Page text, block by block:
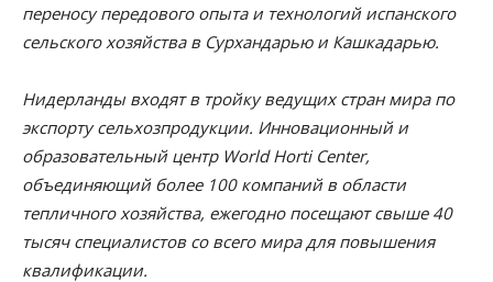
переносу передового опыта и технологий испанского
сельского хозяйства в Сурхандарью и Кашкадарью.
Нидерланды входят в тройку ведущих стран мира по
экспорту сельхозпродукции. Инновационный и
образовательный центр World Horti Center,
объединяющий более 100 компаний в области
тепличного хозяйства, ежегодно посещают свыше 40
тысяч специалистов со всего мира для повышения
квалификации.